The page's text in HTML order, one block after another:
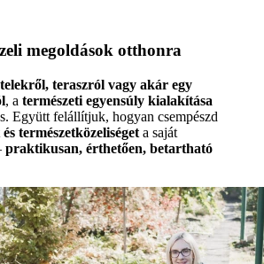
megoldások otthonra
teraszról vagy akár egy
, a természeti egyensúly kialakítása
Együtt felállítjuk, hogyan csempészd
természetközeliséget a saját
praktikusan, érthetően, betartható